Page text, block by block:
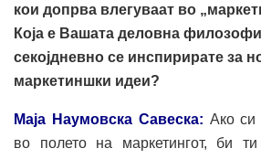
кои допрва влегуваат во
Која е Вашата деловна
секојдневно се инспирирате за
маркетиншки идеи?
Маја Наумовска Савеска: Ако си
во полето на маркетингот, би